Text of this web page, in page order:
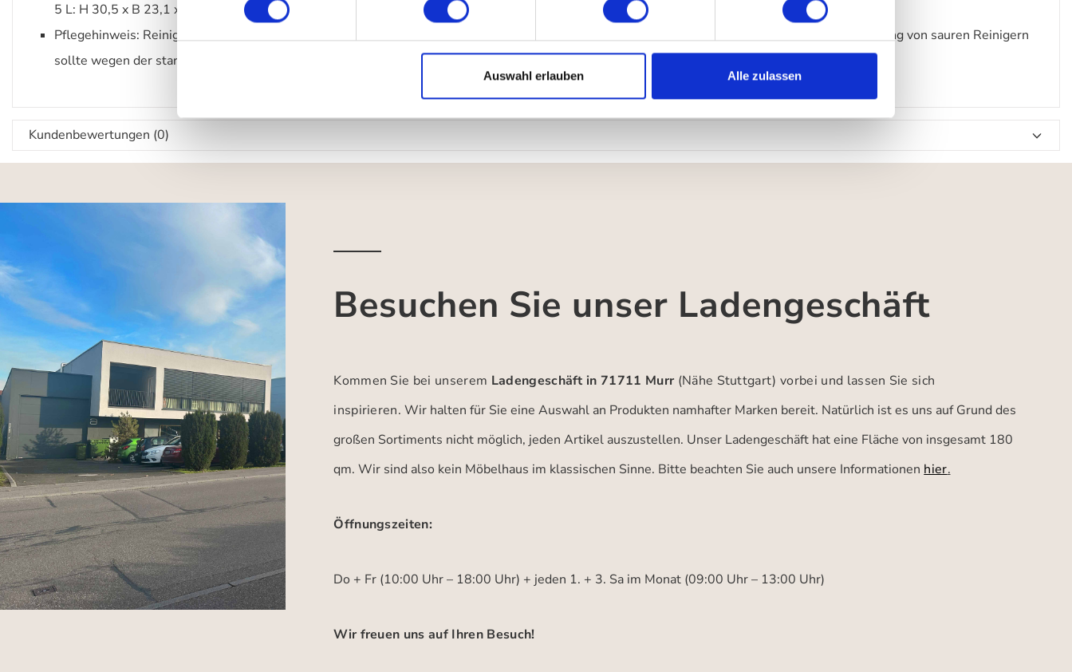
Auswahl erlauben Alle zulassen
5 L: H 30,5 x B 23,1 x L 25,8 cm
Pflegehinweis: Reinigung mit einem feuchten Tuch. Nicht einweichen. Verwenden Sie kein Reinigungsmittel mit Schleif-Effekt. Auf die Verwendung von sauren Reinigern
sollte wegen der starken Säureempfindlichkeit verzichtet werden.
Kundenbewertungen (0)
Besuchen Sie unser Ladengeschäft
Kommen Sie bei unserem Ladengeschäft in 71711 Murr (Nähe Stuttgart) vorbei und lassen Sie sich
inspirieren.Wir halten für Sie eine Auswahl an Produkten namhafter Marken bereit. Natürlich ist es uns auf Grund des
großen Sortiments nicht möglich, jeden Artikel auszustellen. Unser Ladengeschäft hat eine Fläche von insgesamt 180
qm. Wir sind also kein Möbelhaus im klassischen Sinne. Bitte beachten Sie auch unsere Informationen hier.
Öffnungszeiten:
Do + Fr (10:00 Uhr – 18:00 Uhr) + jeden 1. + 3. Sa im Monat (09:00 Uhr – 13:00 Uhr)
Wir freuen uns auf Ihren Besuch!